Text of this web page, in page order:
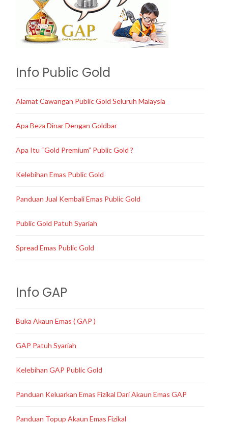
Info Public Gold
Alamat Cawangan Public Gold Seluruh Malaysia
Apa Beza Dinar Dengan Goldbar
Apa Itu “Gold Premium” Public Gold ?
Kelebihan Emas Public Gold
Panduan Jual Kembali Emas Public Gold
Public Gold Patuh Syariah
Spread Emas Public Gold
Info GAP
Buka Akaun Emas ( GAP )
GAP Patuh Syariah
Kelebihan GAP Public Gold
Panduan Keluarkan Emas Fizikal Dari Akaun Emas GAP
Panduan Topup Akaun Emas Fizikal